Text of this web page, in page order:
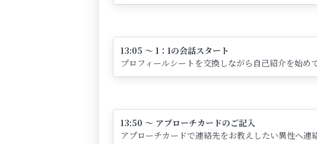
13:05 ～ 1：1の会話スタート
プロフィールシートを交換しながら自己紹介を始め
13:50 ～ アプローチカードのご記入
アプローチカードで連絡先をお教えしたい異性へ連